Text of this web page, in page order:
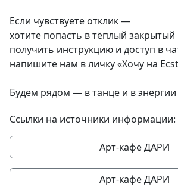
Если чувствуете отклик —
хотите попасть в тёплый закрытый
получить инструкцию и доступ в
напишите нам в личку «Хочу на
Будем рядом — в танце и в энергии
Ссылки на источники информации:
Арт-кафе ДАРИ
Арт-кафе ДАРИ